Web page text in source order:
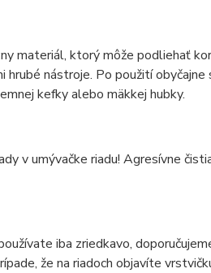
materiál, ktorý môže podliehať
hrubé nástroje. Po použití
kefky alebo mäkkej hubky.
v umývačke riadu! Agresívne
iba zriedkavo,
že na riadoch objavíte